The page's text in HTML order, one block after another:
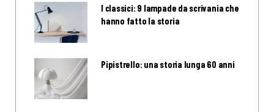
I classici: 9 lampade da scrivania che
hanno fatto la storia
Pipistrello: una storia lunga 60 anni